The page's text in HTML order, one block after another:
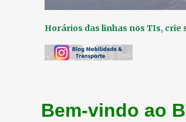
Horários das linhas nos TIs, crie
Bem-vindo ao